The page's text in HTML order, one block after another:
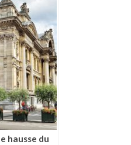
hausse du